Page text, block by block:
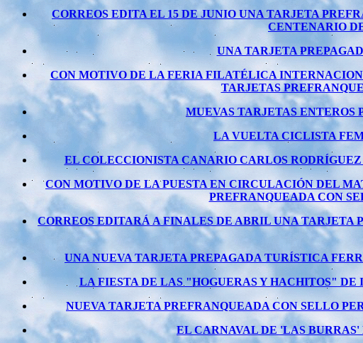
CORREOS EDITA EL 15 DE JUNIO UNA TARJETA
CENTENARIO
UNA TARJETA
CON MOTIVO DE LA FERIA FILATÉLICA
TARJETAS
MUEVAS TARJETAS
LA VUELTA CICLISTA
EL COLECCIONISTA CANARIO CARLOS
CON MOTIVO DE LA PUESTA EN CIRCULACIÓN DEL
PREFRANQUEADA CON
CORREOS EDITARÁ A FINALES DE ABRIL UNA
UNA NUEVA TARJETA PREPAGADA TURÍSTICA
LA FIESTA DE LAS "HOGUERAS Y HACHITOS" DE
NUEVA TARJETA PREFRANQUEADA CON SELLO
EL CARNAVAL DE 'LAS